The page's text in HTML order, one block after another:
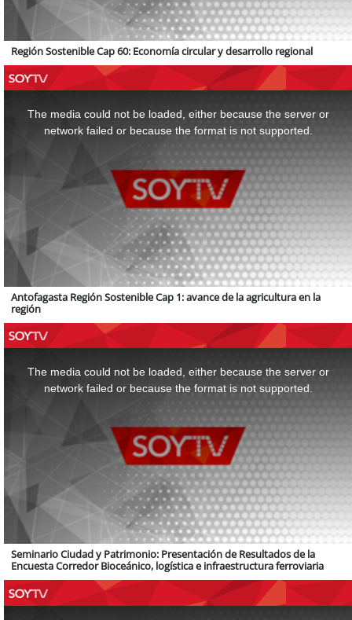
Región Sostenible Cap 60: Economía circular y desarrollo regional
The media could not be loaded, either because the server or
network failed or because the format is not supported.
Antofagasta Región Sostenible Cap 1: avance de la agricultura en la
región
The media could not be loaded, either because the server or
network failed or because the format is not supported.
Seminario Ciudad y Patrimonio: Presentación de Resultados de la
Encuesta Corredor Bioceánico, logística e infraestructura ferroviaria